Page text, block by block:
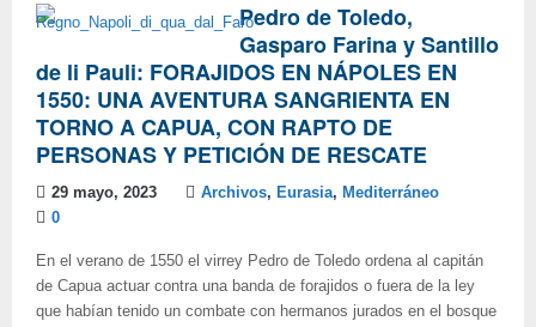
Pedro de Toledo,
Gasparo Farina y Santillo
de li Pauli: FORAJIDOS EN NÁPOLES EN
1550: UNA AVENTURA SANGRIENTA EN
TORNO A CAPUA, CON RAPTO DE
PERSONAS Y PETICIÓN DE RESCATE
29 mayo, 2023 Archivos, Eurasia, Mediterráneo
0
En el verano de 1550 el virrey Pedro de Toledo ordena al capitán
de Capua actuar contra una banda de forajidos o fuera de la ley
que habían tenido un combate con hermanos jurados en el bosque